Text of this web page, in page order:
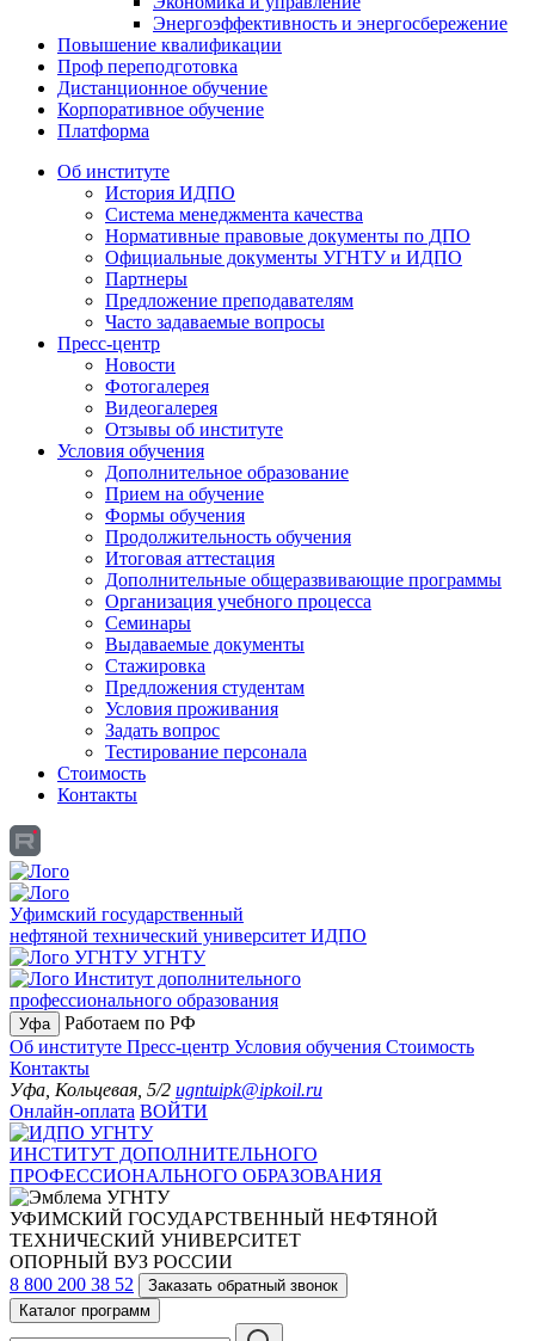
Энергоэффективность и энергосбережение
Повышение квалификации
Проф переподготовка
Дистанционное обучение
Корпоративное обучение
Платформа
Об институте
История ИДПО
Система менеджмента качества
Нормативные правовые документы по ДПО
Официальные документы УГНТУ и ИДПО
Партнеры
Предложение преподавателям
Часто задаваемые вопросы
Пресс-центр
Новости
Фотогалерея
Видеогалерея
Отзывы об институте
Условия обучения
Дополнительное образование
Прием на обучение
Формы обучения
Продолжительность обучения
Итоговая аттестация
Дополнительные общеразвивающие программы
Организация учебного процесса
Семинары
Выдаваемые документы
Стажировка
Предложения студентам
Условия проживания
Задать вопрос
Тестирование персонала
Стоимость
Контакты
Уфимский государственный
нефтяной технический университет ИДПО
УГНТУ
Институт дополнительного
профессионального образования
Уфа
Работаем по РФ
Об институте Пресс-центр Условия обучения Стоимость
Контакты
Уфа, Кольцевая, 5/2 ugntuipk@ipkoil.ru
Онлайн-оплата ВОЙТИ
ИНСТИТУТ ДОПОЛНИТЕЛЬНОГО
ПРОФЕССИОНАЛЬНОГО ОБРАЗОВАНИЯ
УФИМСКИЙ ГОСУДАРСТВЕННЫЙ НЕФТЯНОЙ
ТЕХНИЧЕСКИЙ УНИВЕРСИТЕТ
ОПОРНЫЙ ВУЗ РОССИИ
8 800 200 38 52
Заказать обратный звонок
Каталог программ